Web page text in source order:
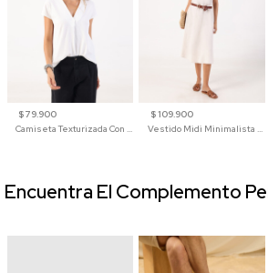
$ 79.900
Camiseta Texturizada Con Cuello En V Para Mujer
$ 109.900
Vestido Midi Minimalista De Silueta Amplia
Encuentra El Complemento